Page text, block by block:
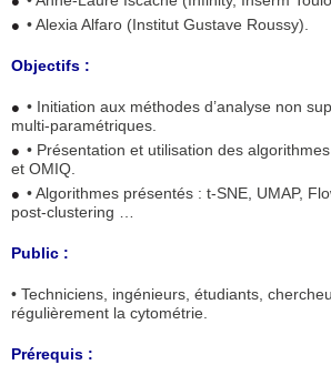
• Alexia Alfaro (Institut Gustave Roussy).
Objectifs :
• Initiation aux méthodes d’analyse non
multi-paramétriques.
• Présentation et utilisation des
et OMIQ.
• Algorithmes présentés : t-SNE, UMAP,
post-clustering …
Public :
• Techniciens, ingénieurs, étudiants,
régulièrement la cytométrie.
Prérequis :